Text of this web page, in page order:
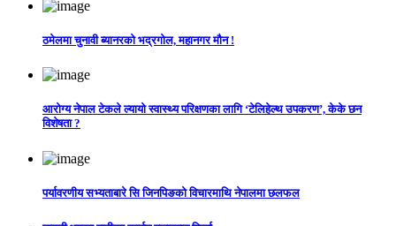
ठमेलमा चुनावी ब्यानरको भद्रगोल, महानगर मौन !
आरोग्य नेपाल टेकले ल्यायो स्वास्थ्य परिक्षणका लागि ‘टेलिहेल्थ उपकरण’, केके छन
विशेषता ?
पर्यावरणीय सभ्यताबारे सि जिनपिङको विचारमाथि नेपालमा छलफल